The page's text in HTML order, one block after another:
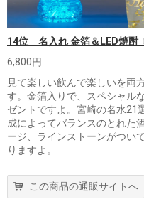
14位 名入れ 金箔＆LED焼酎
6,800円
見て楽しい飲んで楽しいを両
す。金箔入りで、スペシャル
ゼントですよ。宮崎の名水21
成によってバランスのとれた
ージ、ラインストーンがつい
りますよ。
この商品の通販サイトへ